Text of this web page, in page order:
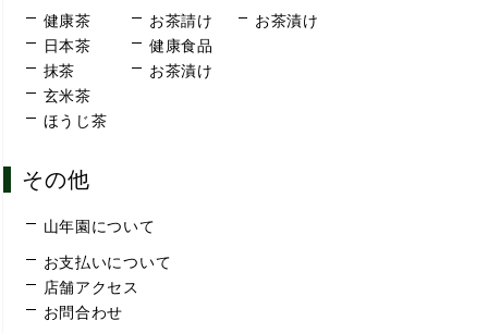
健康茶
日本茶
抹茶
玄米茶
ほうじ茶
お茶請け
健康食品
お茶漬け
お茶漬け
その他
山年園について
お支払いについて
店舗アクセス
お問合わせ